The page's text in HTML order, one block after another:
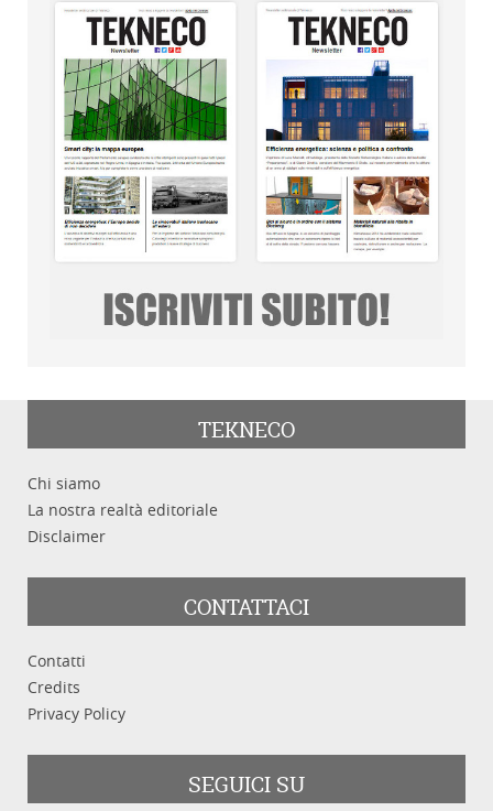
TEKNECO
Chi siamo
La nostra realtà editoriale
Disclaimer
CONTATTACI
Contatti
Credits
Privacy Policy
SEGUICI SU